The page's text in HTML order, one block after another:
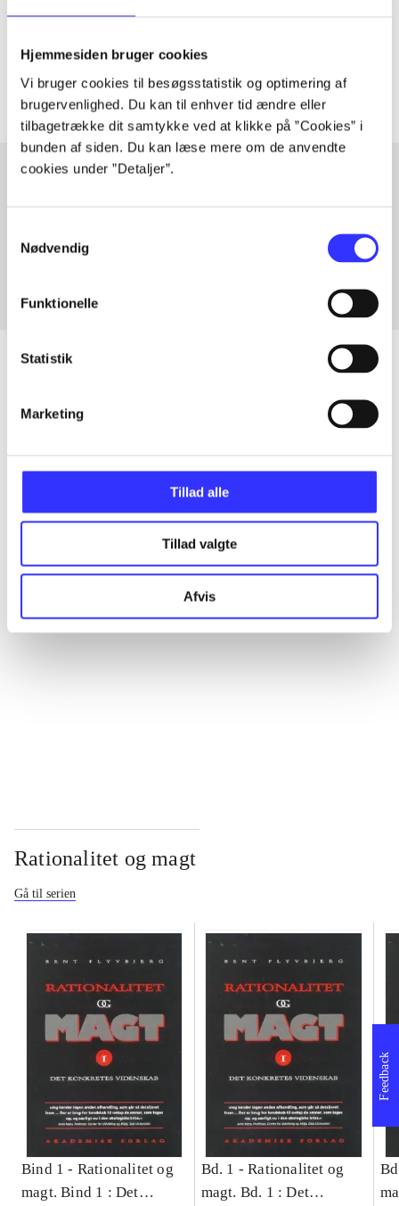
Hjemmesiden bruger cookies
Vi bruger cookies til besøgsstatistik og optimering af
brugervenlighed. Du kan til enhver tid ændre eller
tilbagetrække dit samtykke ved at klikke på ”Cookies” i
bunden af siden. Du kan læse mere om de anvendte
cookies under ”Detaljer”.
Nødvendig
Funktionelle
Statistik
Marketing
Tillad alle
Tillad valgte
Afvis
Artiklerne i handler ofte om
Fra
Artikler
Rationalitet og magt
Gå til serien
Bind 1 - Rationalitet og
magt. Bind 1 : Det
Bd. 1 -Rationalitet og
magt. Bd. 1 : Det
Feedback